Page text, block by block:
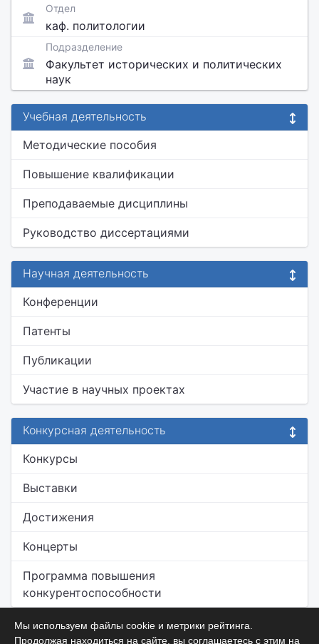
Отдел
каф. политологии
Подразделение
Факультет исторических и политических
наук
Учебная деятельность
Методические пособия
Повышение квалификации
Преподаваемые дисциплины
Руководство диссертациями
Научная деятельность
Конференции
Патенты
Публикации
Участие в научных проектах
Конкурсная деятельность
Конкурсы
Выставки
Достижения
Концерты
Программа повышения
конкурентоспособности
Мы используем файлы cookie и метрики рейтинга.
Продолжая находиться на сайте, вы соглашаетесь с этим на